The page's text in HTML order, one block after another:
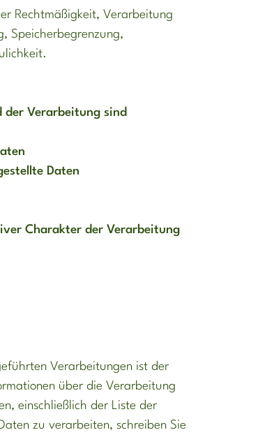
Rechtmäßigkeit, Verarbeitung
Speicherbegrenzung,
der Verarbeitung sind
Daten
Charakter der Verarbeitung
Verarbeitungen ist der
über die Verarbeitung
einschließlich der Liste der
zu verarbeiten, schreiben Sie